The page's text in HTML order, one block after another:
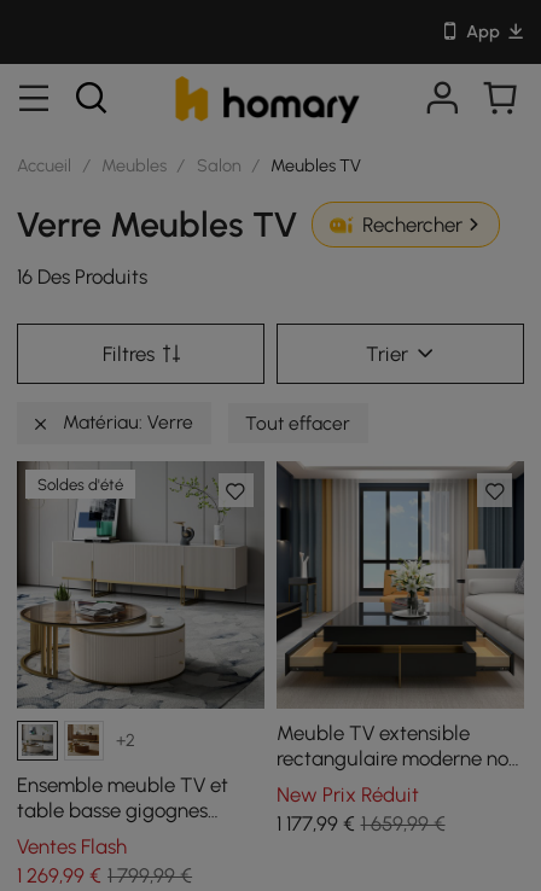
App
Accueil / Meubles / Salon / Meubles TV
Verre Meubles TV Rechercher
16 Des Produits
Filtres Trier
Matériau: Verre Tout effacer
Soldes d'été
+2
Ensemble meuble TV et
table basse gigognes
Grovyn
Ventes Flash
1 269,99 € 1 799,99 €
Meuble TV extensible
rectangulaire moderne noir
brillant et ensemble de
table basse carrée avec
tiroirs
New Prix Réduit
1 177,99€ 1 659,99 €